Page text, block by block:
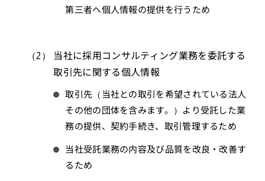
第三者へ個人情報の提供を行うため
当社に採用コンサルティング業務を委託する
取引先に関する個人情報
取引先（当社との取引を希望されている法人
その他の団体を含みます。）より受託した業
務の提供、契約手続き、取引管理するため
当社受託業務の内容及び品質を改良・改善す
るため